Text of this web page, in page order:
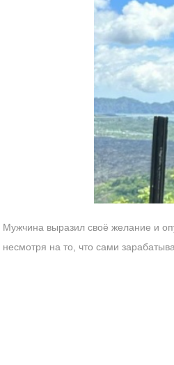
Мужчина выразил своё желание и
несмотря на то, что сами